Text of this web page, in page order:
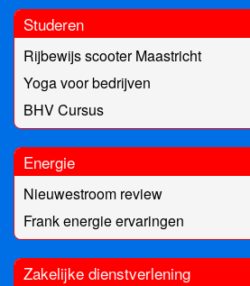
Studeren
Rijbewijs scooter Maastricht
Yoga voor bedrijven
BHV Cursus
Energie
Nieuwestroom review
Frank energie ervaringen
Zakelijke dienstverlening